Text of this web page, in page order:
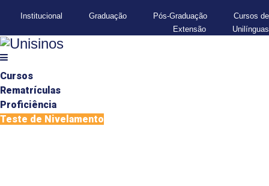
Institucional Graduação Pós-Graduação
Cursos de
Extensão
Unilínguas
Cursos
Rematrículas
Proficiência
Teste de Nivelamento